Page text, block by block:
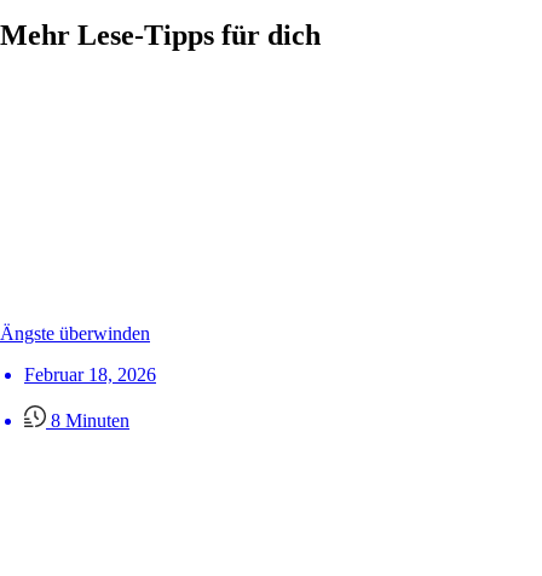
Mehr Lese-Tipps für dich
Ängste überwinden
Februar 18, 2026
8 Minuten